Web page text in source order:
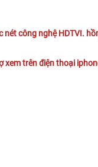
công nghệ HDTVI.
trên điện thoại